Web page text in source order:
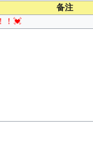
备注
！💓